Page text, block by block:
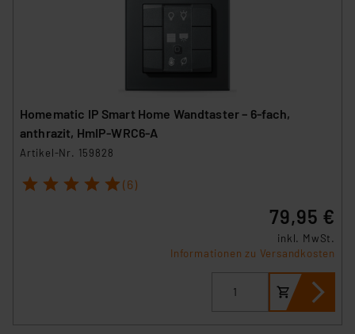
Homematic IP Smart Home Wandtaster – 6-fach,
anthrazit, HmIP-WRC6-A
Artikel-Nr. 159828
1 2 3 4 5 (6)
79,95 €
inkl. MwSt.
Informationen zu Versandkosten